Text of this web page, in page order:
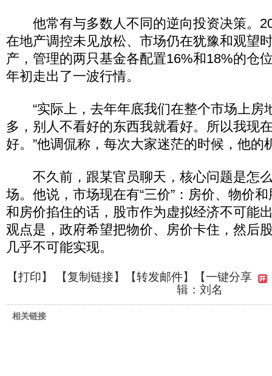
他常有与多数人不同的逆向投资决策。
在地产调控未见放松、市场仍在犹豫和观望
产，管理的两只基金各配置16%和18%的仓
年初走出了一波行情。
“实际上，去年年底我们在整个市场上房
多，别人不看好的东西我就看好。所以我现
好。”他调侃称，每次大家迷茫的时候，他的
不久前，跟某官员聊天，核心问题是怎
场。他说，市场现在有“三价”：房价、物价
和房价掐住的话，股市作为虚拟经济不可能
观点是，政府希望把物价、房价卡住，然后
几乎不可能实现。
【打印】 【复制链接】【转发邮件】
【一键分享
辑：刘名
相关链接